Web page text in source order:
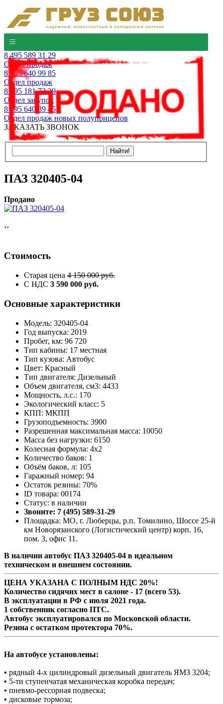
8 495 589 31 29
Отдел продаж
8 495 640 99 85
Отдел продаж
8 495 181 73 29
Отдел закупок
8 495 640 39 45
Отдел продаж новых полуприцепов
ЗАКАЗАТЬ ЗВОНОК
ПАЗ 320405-04
Продано
‹›
Стоимость
Старая цена 4 150 000 руб.
С НДС 3 590 000 руб.
Основные характеристики
Модель: 320405-04
Год выпуска: 2019
Пробег, км: 96 720
Тип кабины: 17 местная
Тип кузова: Автобус
Цвет: Красный
Тип двигателя: Дизельный
Объем двигателя, см3: 4433
Мощность, л.с.: 170
Экологический класс: 5
КПП: МКПП
Грузоподъемность: 3900
Разрешенная максимальная масса: 10050
Масса без нагрузки: 6150
Колесная формула: 4x2
Количество баков: 1
Объём баков, л: 105
Гаражный номер: 94
Остаток резины: 70%
ID товара: 00174
Статус: в наличии
Звоните: 7 (495) 589-31-29
Площадка: МО, г. Люберцы, р.п. Томилино, Шоссе 25-й
км Новорязанского (Логистический центр) корп. 16,
пом. 3, офис 11.
В наличии автобус ПАЗ 320405-04 в идеальном
техническом и внешнем состоянии.
ЦЕНА УКАЗАНА С ПОЛНЫМ НДС 20%!
Количество сидячих мест в салоне - 17 (всего 53).
В эксплуатации в РФ с июля 2021 года.
1 собственник согласно ПТС.
Автобус эксплуатировался по Московской области.
Резина с остатком протектора 70%.
На автобусе установлены:
• рядный 4-х цилиндровый дизельный двигатель ЯМЗ 3204;
• 5-ти ступенчатая механическая коробка передач;
• пневмо-рессорная подвеска;
• дисковые тормоза;